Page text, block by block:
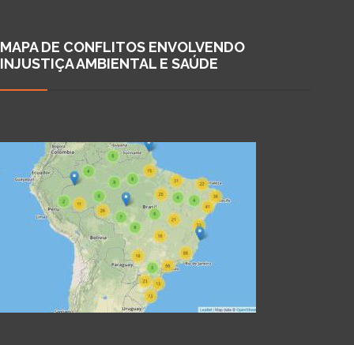
MAPA DE CONFLITOS ENVOLVENDO
INJUSTIÇA AMBIENTAL E SAÚDE